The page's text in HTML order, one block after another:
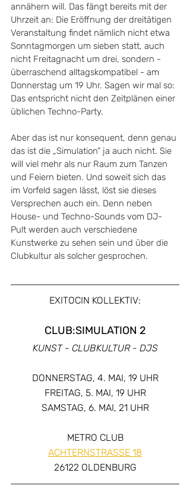
annähern will. Das fängt bereits mit der
Uhrzeit an: Die Eröffnung der dreitätigen
Veranstaltung findet nämlich nicht etwa
Sonntagmorgen um sieben statt, auch
nicht Freitagnacht um drei, sondern -
überraschend alltagskompatibel - am
Donnerstag um 19 Uhr. Sagen wir mal so:
Das entspricht nicht den Zeitplänen einer
üblichen Techno-Party.
Aber das ist nur konsequent, denn genau
das ist die „Simulation“ ja auch nicht. Sie
will viel mehr als nur Raum zum Tanzen
und Feiern bieten. Und soweit sich das
im Vorfeld sagen lässt, löst sie dieses
Versprechen auch ein. Denn neben
House- und Techno-Sounds vom DJ-
Pult werden auch verschiedene
Kunstwerke zu sehen sein und über die
Clubkultur als solcher gesprochen.
EXITOCIN KOLLEKTIV:
CLUB:SIMULATION 2
KUNST - CLUBKULTUR - DJS
DONNERSTAG, 4. MAI, 19 UHR
FREITAG, 5. MAI, 19 UHR
SAMSTAG, 6. MAI, 21 UHR
METRO CLUB
ACHTERNSTRASSE 18
26122 OLDENBURG